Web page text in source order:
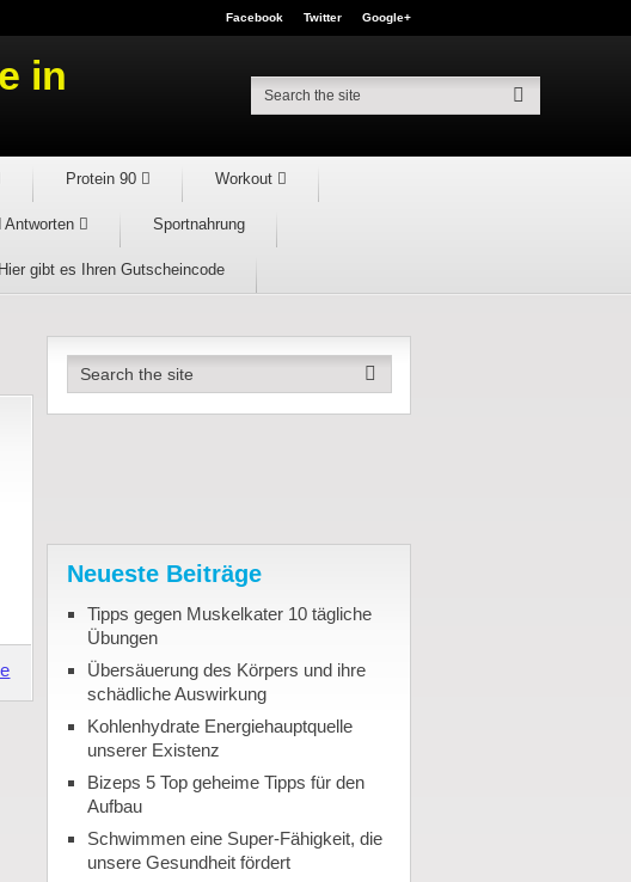
Facebook Twitter Google+
Protein 90 Workout
Antworten Sportnahrung
gibt es Ihren Gutscheincode
Neueste Beiträge
Tipps gegen Muskelkater 10 tägliche
Übungen
Übersäuerung des Körpers und ihre
schädliche Auswirkung
Kohlenhydrate Energiehauptquelle
unserer Existenz
Bizeps 5 Top geheime Tipps für den
Aufbau
Schwimmen eine Super-Fähigkeit, die
unsere Gesundheit fördert